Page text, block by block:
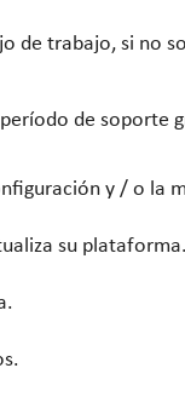
de trabajo, si no
de soporte
y / o la
su plataforma.